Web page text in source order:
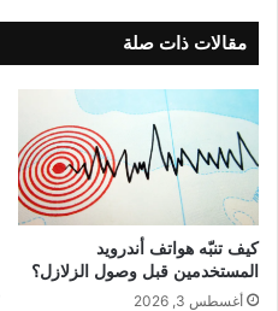
مقالات ذات صلة
كيف تنبّه هواتف أندرويد
المستخدمين قبل وصول الزلازل؟
أغسطس 3, 2026